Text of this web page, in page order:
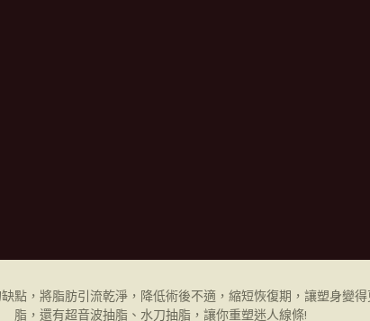
點，將脂肪引流乾淨，降低術後不適，縮短恢復期，讓塑身變
脂，還有超音波抽脂、水刀抽脂，讓你重塑迷人線條!